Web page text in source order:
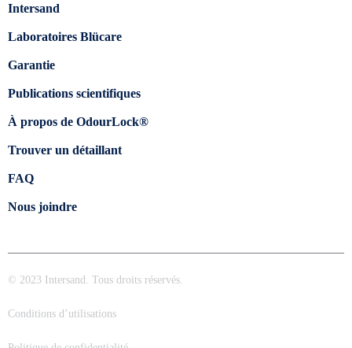
Intersand
Laboratoires Blücare
Garantie
Publications scientifiques
À propos de OdourLock®
Trouver un détaillant
FAQ
Nous joindre
© 2023 Intersand. Tous droits réservés.
Conditions d’utilisations